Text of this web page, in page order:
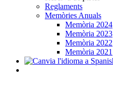
Reglaments
Memòries Anuals
Memòria 2024
Memòria 2023
Memòria 2022
Memòria 2021